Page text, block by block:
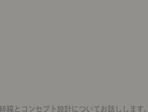
緯とコンセプト設計についてお話しします。